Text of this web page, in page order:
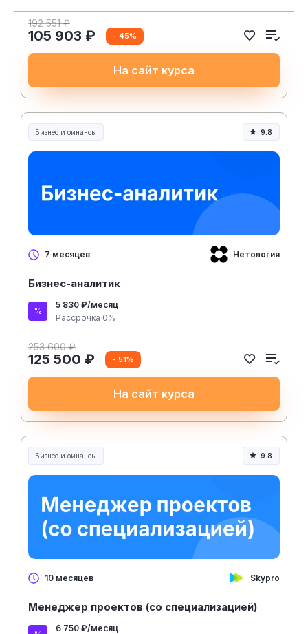
192 551 ₽
105 903 ₽ - 45%
На сайт курса
Бизнес и финансы 9.8
7 месяцев Нетология
Бизнес-аналитик
5 830 ₽/месяц
Рассрочка 0%
253 600 ₽
125 500 ₽ - 51%
На сайт курса
Бизнес и финансы 9.8
10 месяцев Skypro
Менеджер проектов (со специализацией)
6 750 ₽/месяц